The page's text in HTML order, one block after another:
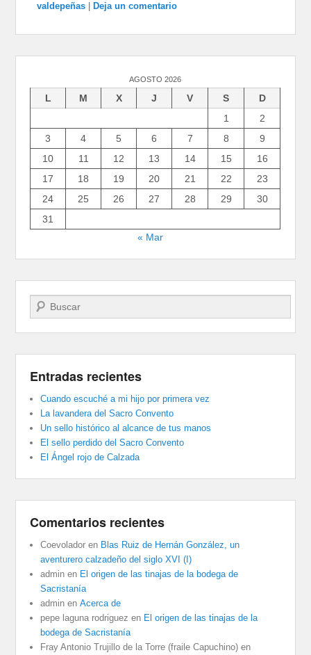
valdepeñas
Deja un comentario
AGOSTO 2026
L M X J V S
D
1
2
3
4 5 6 7 8
9
10
11 12 13 14 15
16
17
18 19 20 21 22
23
24
25 26 27 28 29
30
31
« Mar
Buscar
Entradas recientes
Cuando escuché a mi hijo por primera vez
La lavandera del Sacro Convento
Un sello histórico al alcance de tus manos
El sello perdido del Sacro Convento
El Ángel rojo de Calzada
Comentarios recientes
Coevolador en Blas Ruiz de Hernán González, un
aventurero calzadeño del siglo XVI (I)
admin en El origen de las tinajas de la bodega de
Sacristanía
admin enAcerca de
pepe laguna rodriguez en El origen de las tinajas de la
bodega de Sacristanía
Fray Antonio Trujillo de la Torre (fraile Capuchino) en